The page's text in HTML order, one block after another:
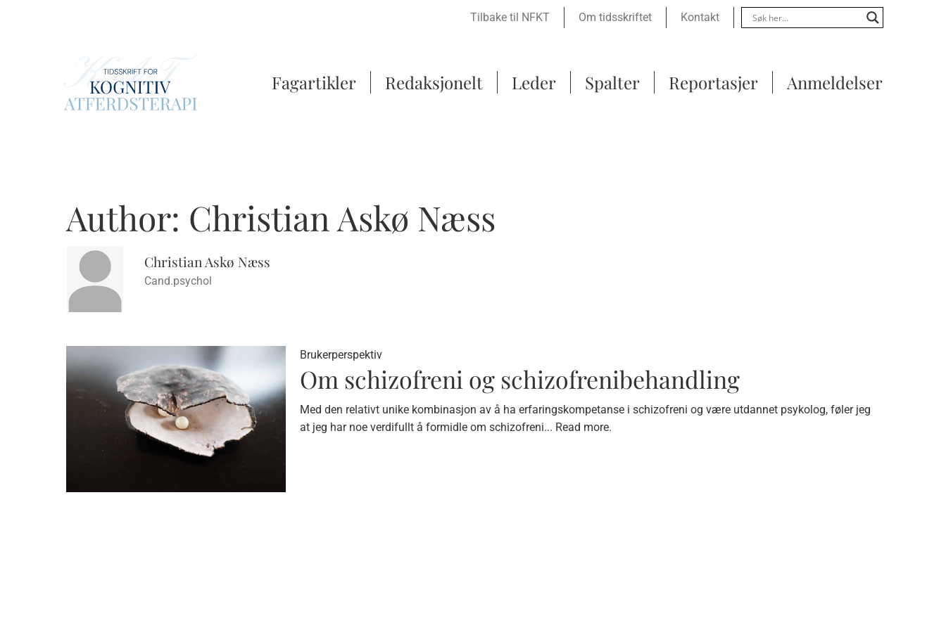
Tilbake til NFKT Om tidsskriftet Kontakt
Fagartikler Redaksjonelt Leder Spalter Reportasjer Anmeldelser
Author: Christian Askø Næss
Christian Askø Næss
Cand.psychol
Brukerperspektiv
Om schizofreni og schizofrenibehandling
Med den relativt unike kombinasjon av å ha erfaringskompetanse i schizofreni og være utdannet psykolog, føler jeg
at jeg har noe verdifullt å formidle om schizofreni... Read more.